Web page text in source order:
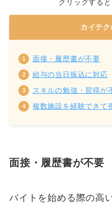
クリックする
カイテク
面接・履歴書が不要
給与の当日振込に対応
スキルの勉強・習得が
複数施設を経験できて
面接・履歴書が不要
バイトを始める際の高